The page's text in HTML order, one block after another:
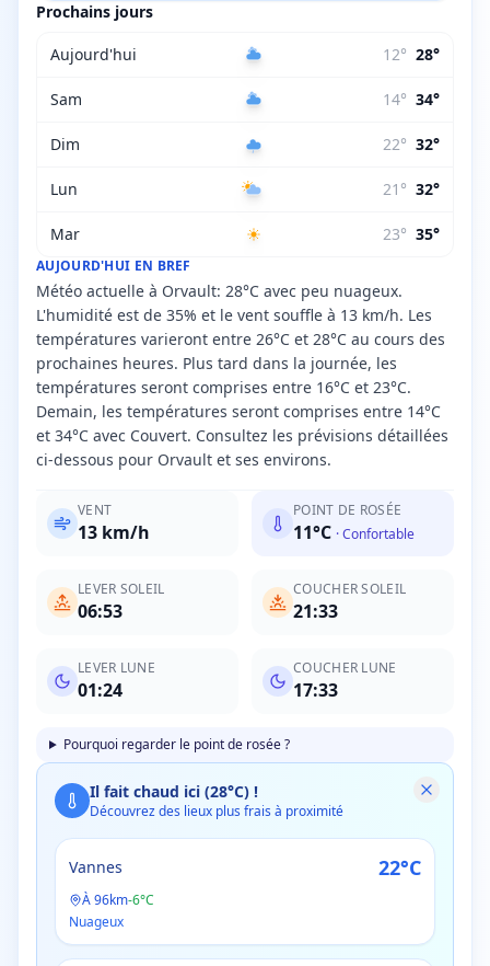
AUJOURD'HUI EN BREF
Météo actuelle à Orvault: 28°C avec peu nuageux.
L'humidité est de 35% et le vent souffle à 13 km/h. Les
températures varieront entre 26°C et 28°C au cours des
prochaines heures. Plus tard dans la journée, les
températures seront comprises entre 16°C et 23°C.
Demain, les températures seront comprises entre 14°C
et 34°C avec Couvert. Consultez les prévisions détaillées
ci-dessous pour Orvault et ses environs.
VENT
13 km/h
POINT DE ROSÉE
11°C ·Confortable
LEVER SOLEIL
06:53
COUCHER SOLEIL
21:33
LEVER LUNE
01:24
COUCHER LUNE
17:33
Pourquoi regarder le point de rosée ?
Prochains jours
Aujourd'hui 12° 28°
Sam 14° 34°
Dim 22° 32°
Lun 21 ° 32°
Mar 23° 35°
Il fait chaud ici (28°C) !
Découvrez des lieux plus frais à proximité
Vannes 22°C
À96km-6°C
Nuageux